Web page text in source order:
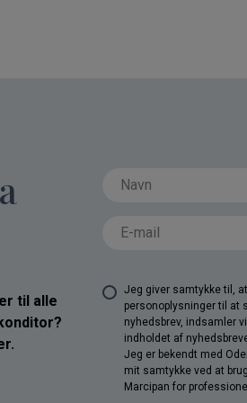
til alle
Jeg giver samtykke til,
personoplysninger til at
nyhedsbrev, indsamler
indholdet af
Jeg er bekendt med
mit samtykke ved at
Marcipan for